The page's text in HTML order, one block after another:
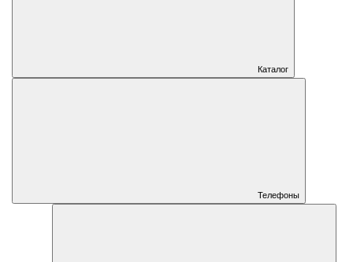
Каталог
Телефоны